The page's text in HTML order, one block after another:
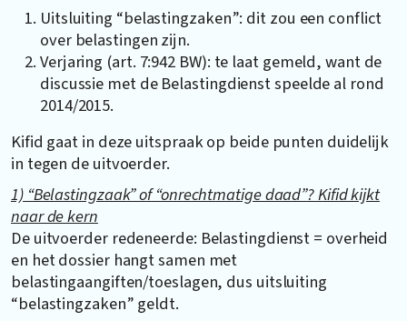
Uitsluiting “belastingzaken”: dit zou een conflict
over belastingen zijn.
Verjaring (art. 7:942 BW): te laat gemeld, want de
discussie met de Belastingdienst speelde al rond
2014/2015.
Kifid gaat in deze uitspraak op beide punten duidelijk
in tegen de uitvoerder.
1) “Belastingzaak” of “onrechtmatige daad”? Kifid kijkt
naar de kern
De uitvoerder redeneerde: Belastingdienst = overheid
en het dossier hangt samen met
belastingaangiften/toeslagen, dus uitsluiting
“belastingzaken” geldt.